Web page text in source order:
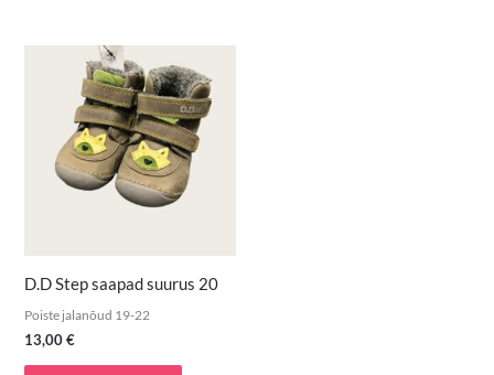
D.D Step saapad suurus 20
Poiste jalanõud 19-22
13,00€